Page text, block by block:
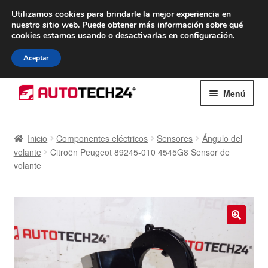
ENTREGA desde 7 EUR
De lunes a viernes de 9 a. m. a 4 p. m.
navegación
al
Menú
Caja registradora
Envío al mundo entero
Inicio Componentes eléctricos Sensores
Ángulo del
volante
Citroën Peugeot 89245-010 4545G8 Sensor de
volante
Utilizamos cookies para brindarle la mejor experiencia en
nuestro sitio web. Puede obtener más información sobre qué
cookies estamos usando o desactivarlas en configuración.
Aceptar